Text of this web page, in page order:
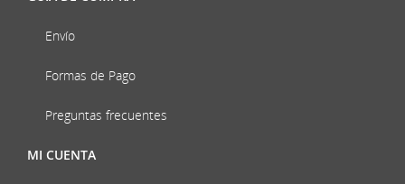
Envío
Formas de Pago
Preguntas frecuentes
MI CUENTA